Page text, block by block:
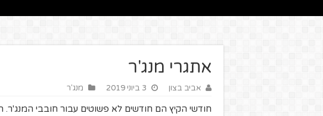
אתגרי מנג'ר
אביב בצון 3 ביוני 2019 מנג'ר
חודשי הקיץ הם חודשים לא פשוטים עבור חובבי המנג'ר.